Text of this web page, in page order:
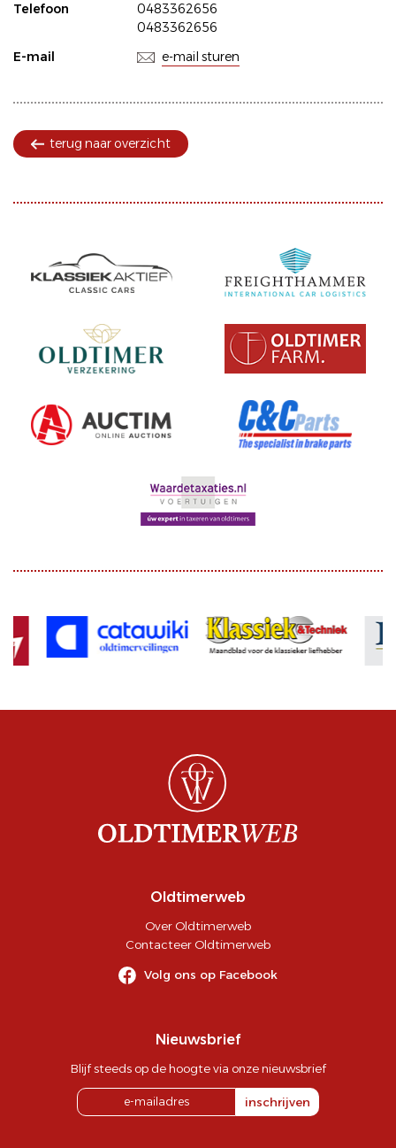
Telefoon
0483362656
0483362656
E-mail
e-mail sturen
terug naar overzicht
Oldtimerweb
Over Oldtimerweb
Contacteer Oldtimerweb
Volg ons op Facebook
Nieuwsbrief
Blijf steeds op de hoogte via onze nieuwsbrief
inschrijven